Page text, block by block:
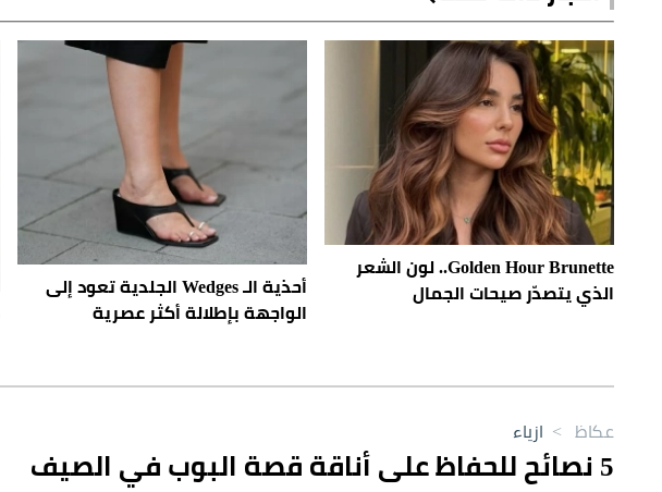
Golden Hour Brunette.. لون الشعر
الذي يتصدّر صيحات الجمال
أحذية الـ Wedges الجلدية تعود إلى
الواجهة بإطلالة أكثر عصرية
عكاظ > ازياء
5 نصائح للحفاظ على أناقة قصة البوب في الصيف